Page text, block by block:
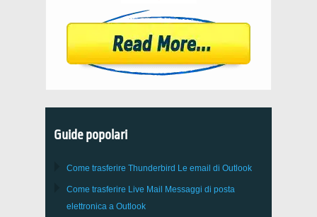
Guide popolari
Come trasferire Thunderbird Le email di Outlook
Come trasferire Live Mail
Messaggi di posta
elettronica a Outlook